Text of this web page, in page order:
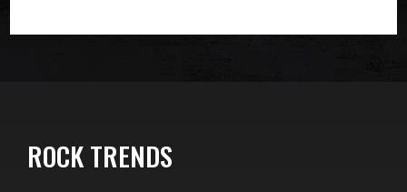
ROCK TRENDS